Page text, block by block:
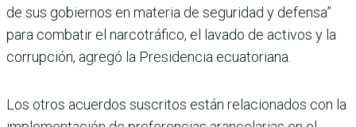
de sus gobiernos en materia de seguridad y defensa”
para combatir el narcotráfico, el lavado de activos y la
corrupción, agregó la Presidencia ecuatoriana.
Los otros acuerdos suscritos están relacionados con la